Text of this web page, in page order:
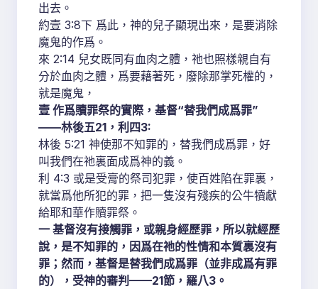
出去。
約壹 3:8下 爲此，神的兒子顯現出來，是要消除
魔鬼的作爲。
來 2:14 兒女既同有血肉之體，祂也照樣親自有
分於血肉之體，爲要藉著死，廢除那掌死權的，
就是魔鬼，
壹 作爲贖罪祭的實際，基督“替我們成爲罪”
——林後五21，利四3:
林後 5:21 神使那不知罪的，替我們成爲罪，好
叫我們在祂裏面成爲神的義。
利 4:3 或是受膏的祭司犯罪，使百姓陷在罪裏，
就當爲他所犯的罪，把一隻沒有殘疾的公牛犢獻
給耶和華作贖罪祭。
一 基督沒有接觸罪，或親身經歷罪，所以就經歷
說，是不知罪的，因爲在祂的性情和本質裏沒有
罪；然而，基督是替我們成爲罪（並非成爲有罪
的），受神的審判——21節，羅八3。